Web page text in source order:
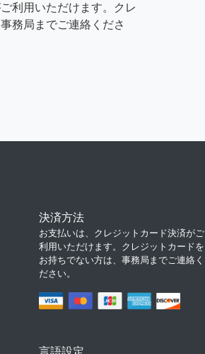
利用いただけます。クレ
務局までご連絡くださ
決済方法
お支払いは、クレジットカード決済がご
利用いただけます。クレジットカードを
お持ちでない方は、事務局までご連絡く
ださい。
言語設定